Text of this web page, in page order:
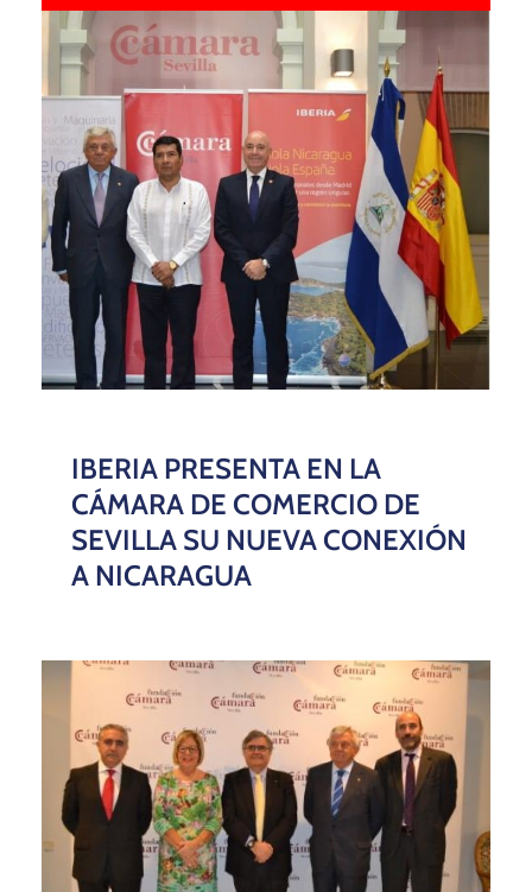
IBERIA PRESENTA EN LA
CÁMARA DE COMERCIO DE
SEVILLA SU NUEVA CONEXIÓN
A NICARAGUA